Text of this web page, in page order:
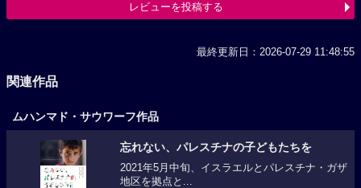
レビューを投稿する
最終更新日：2026-07-29 11:48:55
関連作品
ムハンマド・サウワーフ作品
忘れない、パレスチナの子どもたちを
2021年5月中旬、イスラエルとパレスチナ・ガザ
地区を拠点と...